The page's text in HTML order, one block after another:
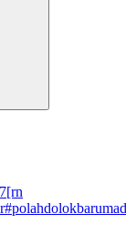
[rn